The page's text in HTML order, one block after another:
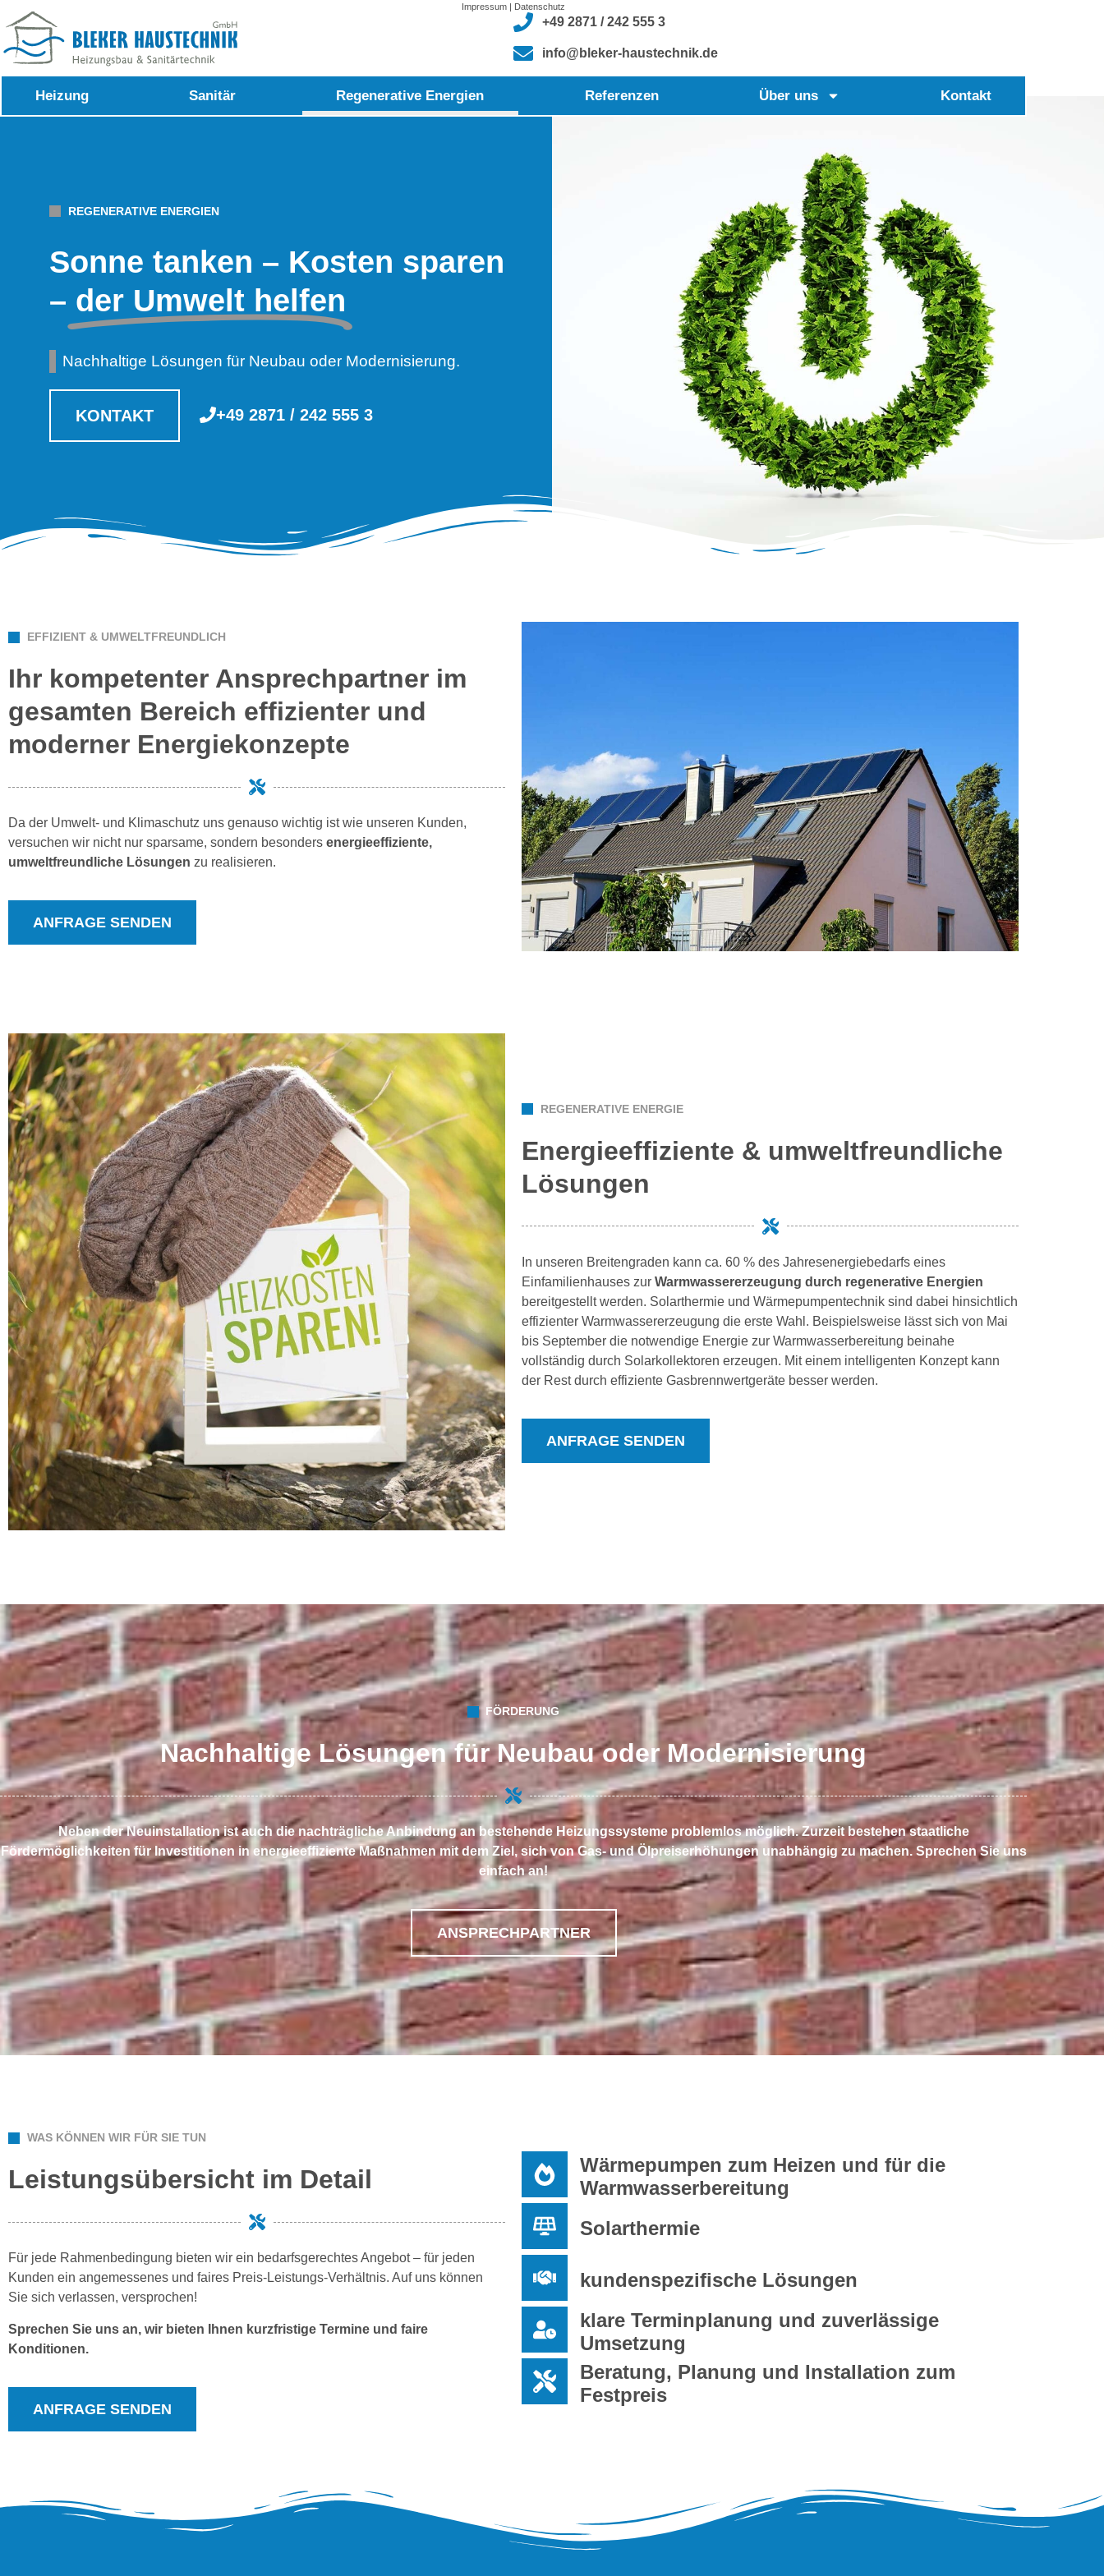
Impressum | Datenschutz
+49 2871 / 242 555 3
info@bleker-haustechnik.de
Heizung Sanitär Regenerative Energien Referenzen Über uns Kontakt
REGENERATIVE ENERGIEN
Sonne tanken – Kosten sparen
– der Umwelt helfen
Nachhaltige Lösungen für Neubau oder Modernisierung.
KONTAKT +49 2871 / 242 555 3
EFFIZIENT & UMWELTFREUNDLICH
Ihr kompetenter Ansprechpartner im
gesamten Bereich effizienter und
moderner Energiekonzepte
Da der Umwelt- und Klimaschutz uns genauso wichtig ist wie unseren Kunden,
versuchen wir nicht nur sparsame, sondern besonders energieeffiziente,
umweltfreundliche Lösungen zu realisieren.
ANFRAGE SENDEN
REGENERATIVE ENERGIE
Energieeffiziente & umweltfreundliche
Lösungen
In unseren Breitengraden kann ca. 60 % des Jahresenergiebedarfs eines
Einfamilienhauses zur Warmwassererzeugung durch regenerative Energien
bereitgestellt werden. Solarthermie und Wärmepumpentechnik sind dabei hinsichtlich
effizienter Warmwassererzeugung die erste Wahl. Beispielsweise lässt sich von Mai
bis September die notwendige Energie zur Warmwasserbereitung beinahe
vollständig durch Solarkollektoren erzeugen. Mit einem intelligenten Konzept kann
der Rest durch effiziente Gasbrennwertgeräte besser werden.
ANFRAGE SENDEN
FÖRDERUNG
Nachhaltige Lösungen für Neubau oder Modernisierung
Neben der Neuinstallation ist auch die nachträgliche Anbindung an bestehende Heizungssysteme problemlos möglich. Zurzeit bestehen staatliche
Fördermöglichkeiten für Investitionen in energieeffiziente Maßnahmen mit dem Ziel, sich von Gas- und Ölpreiserhöhungen unabhängig zu machen. Sprechen Sie uns
einfach an!
ANSPRECHPARTNER
WAS KÖNNEN WIR FÜR SIE TUN
Leistungsübersicht im Detail
Für jede Rahmenbedingung bieten wir ein bedarfsgerechtes Angebot – für jeden
Kunden ein angemessenes und faires Preis-Leistungs-Verhältnis. Auf uns können
Sie sich verlassen, versprochen!
Sprechen Sie uns an, wir bieten Ihnen kurzfristige Termine und faire
Konditionen.
ANFRAGE SENDEN
Wärmepumpen zum Heizen und für die
Warmwasserbereitung
Solarthermie
kundenspezifische Lösungen
klare Terminplanung und zuverlässige
Umsetzung
Beratung, Planung und Installation zum
Festpreis